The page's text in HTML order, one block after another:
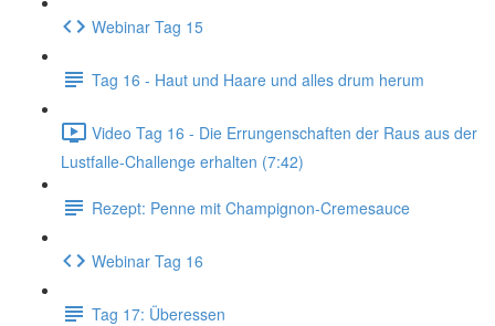
Webinar Tag 15
Tag 16 - Haut und Haare und alles drum herum
Video Tag 16 - Die Errungenschaften der Raus aus der
Lustfalle-Challenge erhalten (7:42)
Rezept: Penne mit Champignon-Cremesauce
Webinar Tag 16
Tag 17: Überessen